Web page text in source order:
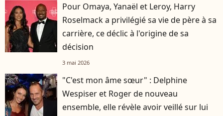
Pour Omaya, Yanaël et Leroy, Harry
Roselmack a privilégié sa vie de père à sa
carrière, ce déclic à l'origine de sa
décision
3 mai 2026
"C'est mon âme sœur" : Delphine
Wespiser et Roger de nouveau
ensemble, elle révèle avoir veillé sur lui